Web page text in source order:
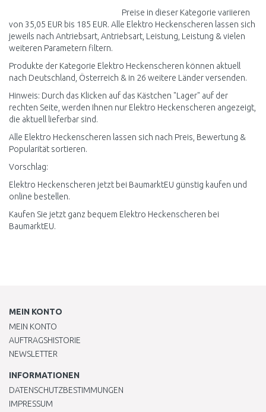
Preise in dieser Kategorie variieren
von 35,05 EUR bis 185 EUR. Alle Elektro Heckenscheren lassen sich
jeweils nach Antriebsart, Antriebsart, Leistung, Leistung & vielen
weiteren Parametern filtern.
Produkte der Kategorie Elektro Heckenscheren können aktuell
nach Deutschland, Österreich & in 26 weitere Länder versenden.
Hinweis: Durch das Klicken auf das Kästchen "Lager" auf der
rechten Seite, werden Ihnen nur Elektro Heckenscheren angezeigt,
die aktuell lieferbar sind.
Alle Elektro Heckenscheren lassen sich nach Preis, Bewertung &
Popularität sortieren.
Vorschlag:
Elektro Heckenscheren jetzt bei BaumarktEU günstig kaufen und
online bestellen.
Kaufen Sie jetzt ganz bequem Elektro Heckenscheren bei
BaumarktEU.
MEIN KONTO
MEIN KONTO
AUFTRAGSHISTORIE
NEWSLETTER
INFORMATIONEN
DATENSCHUTZBESTIMMUNGEN
IMPRESSUM